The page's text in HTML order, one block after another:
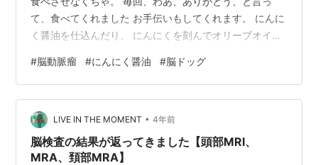
て、食べてくれました お手伝いもしてくれます。 にんに
く醤油を仕込んだり、 にんにくを刻んでオリーブオイル
て、断食道場から妹と姪っ子が帰ってきたその日。 妹の
脳ドッグの結果が送られてきました。 約3ミリの脳動脈
瘤の疑いあり。 破裂するとクモ膜下出血です。 3ミリだ
と、ほとんどの場合は、経過観察になると思います。 で
もね、 肥満だし、 生活は不規則だし、 甘いもの好きだ
し、 料理苦手だし、 …
#脳動脈瘤 #にんにく醤油 #脳ドッグ
LIVE IN THE MOMENT • 4年前
脳検査の結果が返ってきました【頭部MRI、
MRA、頚部MRA】